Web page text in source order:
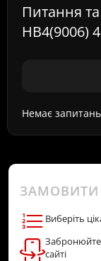
Питання та
HB4(9006)
Немає
ЗАМОВИТИ
Виберіть
сайті